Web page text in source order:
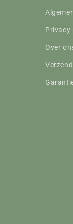
Privacy
Over